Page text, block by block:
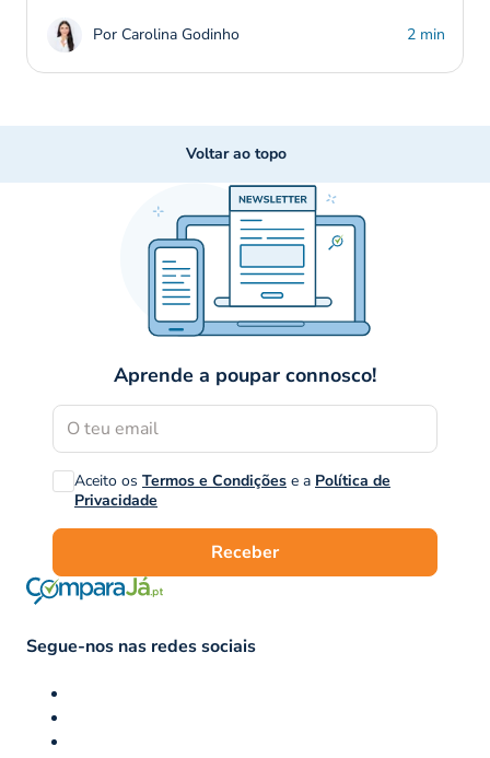
Por Carolina Godinho 2 min
Voltar ao topo
Aprende a poupar connosco!
Aceito os Termos e Condições e a Política de
Privacidade
Receber
Segue-nos nas redes sociais